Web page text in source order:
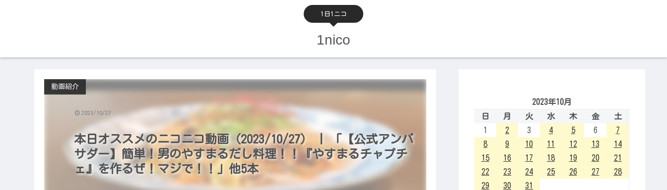
1日1ニコ
1nico
本日オススメのニコニコ動画（2023/10/27） | 「【公式アンバ
サダー】簡単！男のやすまるだし料理！！『やすまるチャプチ
ェ』を作るぜ！マジで！！」他5本
動画紹介
2023/10/27
2023年10月
日
月 火 水 木 金
土
1
2 3 4 5 6
7
8
9 10 11 12 13
14
15
16 17 18 19 20
21
22
23 24 25 26 27
28
29
30 31